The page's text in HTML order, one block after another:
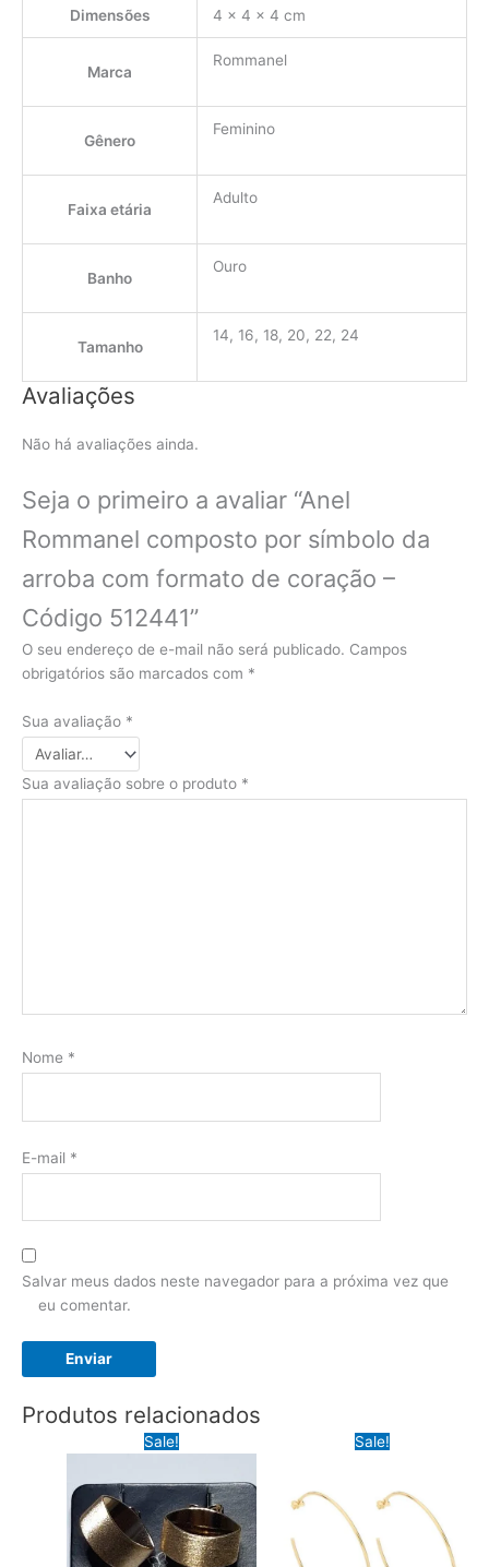
Dimensões 4 × 4 × 4 cm
Marca
Rommanel
Gênero
Feminino
Faixa etária
Adulto
Banho
Ouro
Tamanho
14, 16, 18, 20, 22, 24
Avaliações
Não há avaliações ainda.
Seja o primeiro a avaliar “Anel
Rommanel composto por símbolo da
arroba com formato de coração –
Código 512441”
O seu endereço de e-mail não será publicado. Campos
obrigatórios são marcados com *
Sua avaliação *
Sua avaliação sobre o produto *
Nome *
E-mail *
Salvar meus dados neste navegador para a próxima vez que
eu comentar.
Produtos relacionados
Sale! Sale!